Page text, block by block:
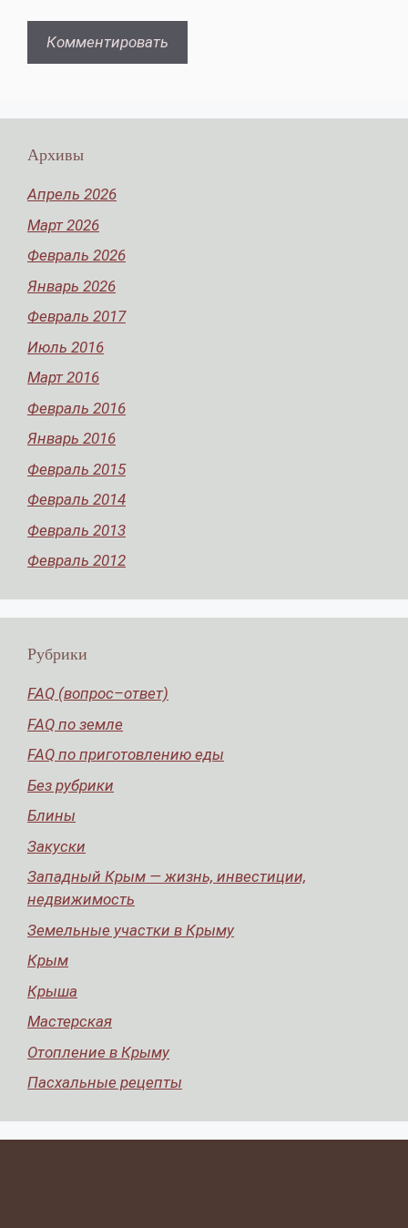
Архивы
Апрель 2026
Март 2026
Февраль 2026
Январь 2026
Февраль 2017
Июль 2016
Март 2016
Февраль 2016
Январь 2016
Февраль 2015
Февраль 2014
Февраль 2013
Февраль 2012
Рубрики
FAQ (вопрос–ответ)
FAQ по земле
FAQ по приготовлению еды
Без рубрики
Блины
Закуски
Западный Крым — жизнь, инвестиции,
недвижимость
Земельные участки в Крыму
Крым
Крыша
Мастерская
Отопление в Крыму
Пасхальные рецепты